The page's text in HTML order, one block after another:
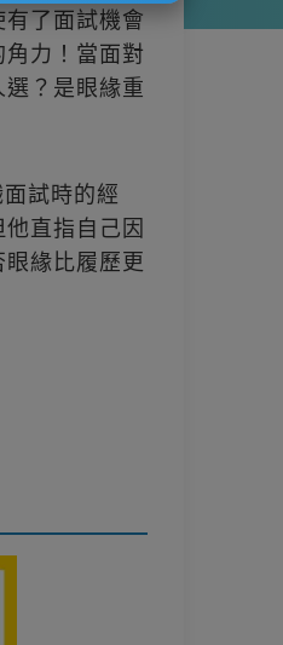
了面試機會
力！當面對
？是眼緣重
試時的經
直指自己因
緣比履歷更